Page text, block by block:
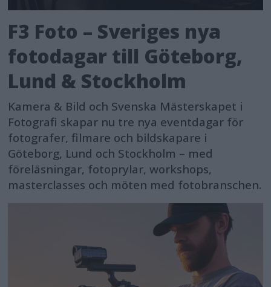
F3 Foto – Sveriges nya
fotodagar till Göteborg,
Lund & Stockholm
Kamera & Bild och Svenska Mästerskapet i
Fotografi skapar nu tre nya eventdagar för
fotografer, filmare och bildskapare i
Göteborg, Lund och Stockholm – med
föreläsningar, fotoprylar, workshops,
masterclasses och möten med fotobranschen.